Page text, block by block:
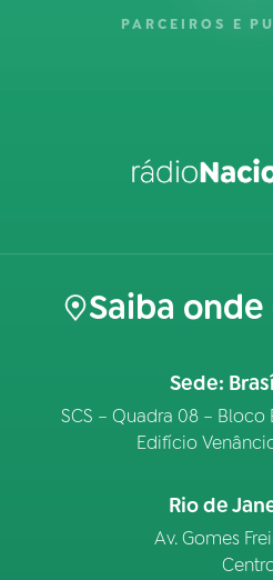
PARCEIROS E
Saiba onde
Sede:
SCS – Quadra 08 – Bloco
Edifício
Rio de
Av. Gomes